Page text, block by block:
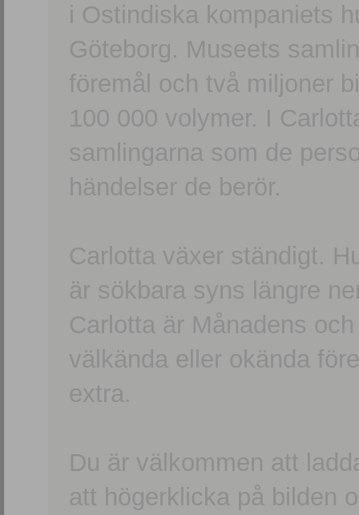
i Ostindiska kompaniets
Göteborg. Museets
föremål och två miljoner
100 000 volymer. I
samlingarna som de
händelser de berör.
Carlotta växer ständigt.
är sökbara syns längre
Carlotta är Månadens
välkända eller okända
extra.
Du är välkommen att
att högerklicka på bilden